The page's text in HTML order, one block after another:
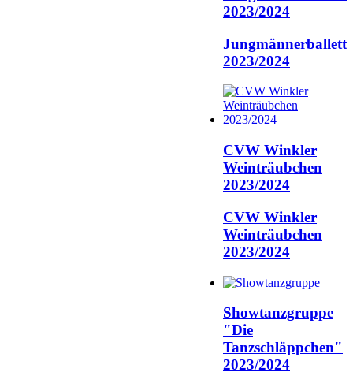
2023/2024
Jungmännerballett
2023/2024
CVW Winkler
Weinträubchen
2023/2024
CVW Winkler
Weinträubchen
2023/2024
Showtanzgruppe
"Die
Tanzschläppchen"
2023/2024